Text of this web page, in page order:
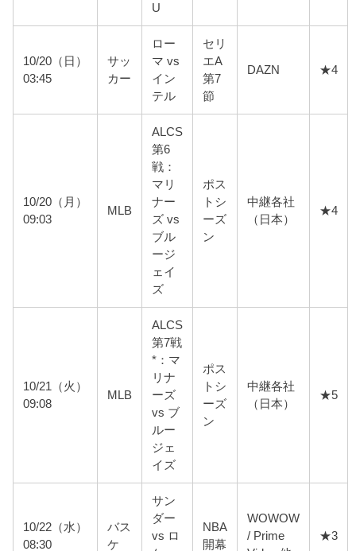
U
10/20（日）
03:45
サッ
カー
ロー
マ vs
イン
テル
セリ
エA
第7
節
DAZN ★4
10/20（月）
09:03
MLB
ALCS
第6
戦：
マリ
ナー
ズ vs
ブル
ージ
ェイ
ズ
ポス
トシ
ーズ
ン
中継各社
（日本）
★4
10/21（火）
09:08
MLB
ALCS
第7戦
*：マ
リナ
ーズ
vs ブ
ルー
ジェ
イズ
ポス
トシ
ーズ
ン
中継各社
（日本）
★5
10/22（水）
08:30
バス
ケ
サン
ダー
vs ロ
NBA
開幕
WOWOW
/ Prime
★3